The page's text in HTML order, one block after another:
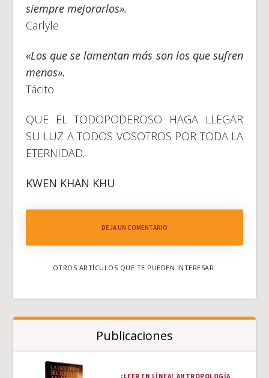
siempre mejorarlos».
Carlyle
«Los que se lamentan más son los que sufren
menos».
Tácito
QUE EL TODOPODEROSO HAGA LLEGAR
SU LUZ A TODOS VOSOTROS POR TODA LA
ETERNIDAD.
KWEN KHAN KHU
DEJA UN COMENTARIO
OTROS ARTÍCULOS QUE TE PUEDEN INTERESAR:
Publicaciones
¡LEER EN LÍNEA! ANTROPOLOGÍA